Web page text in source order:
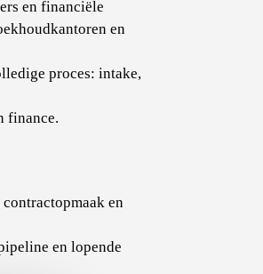
en financiële
en
proces: intake,
finance.
en
en lopende